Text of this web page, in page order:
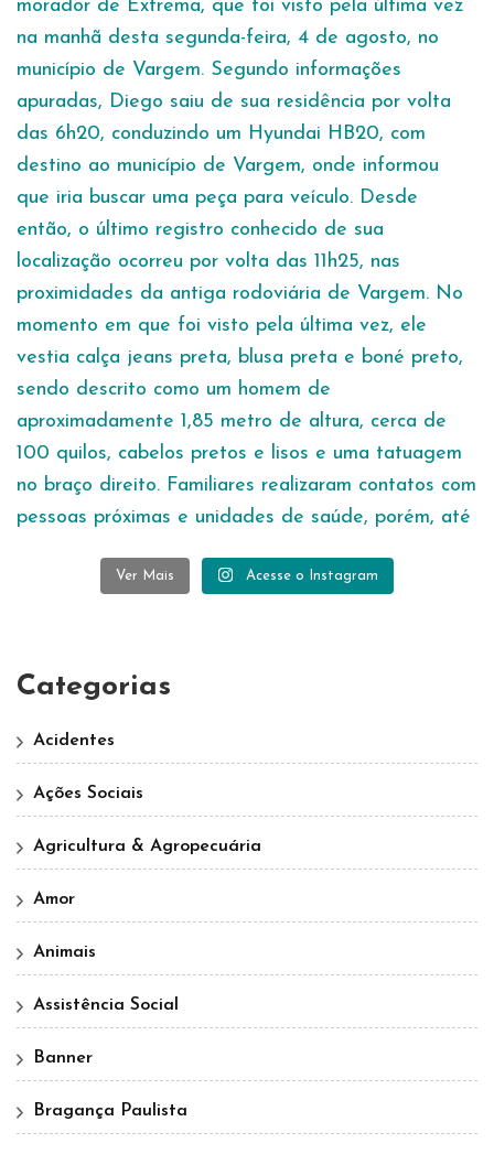
Ver Mais Acesse o Instagram
Categorias
Acidentes
Ações Sociais
Agricultura & Agropecuária
Amor
Animais
Assistência Social
Banner
Bragança Paulista